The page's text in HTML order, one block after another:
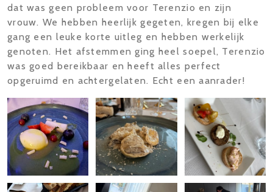
dat was geen probleem voor Terenzio en zijn
vrouw. We hebben heerlijk gegeten, kregen bij elke
gang een leuke korte uitleg en hebben werkelijk
genoten. Het afstemmen ging heel soepel, Terenzio
was goed bereikbaar en heeft alles perfect
opgeruimd en achtergelaten. Echt een aanrader!